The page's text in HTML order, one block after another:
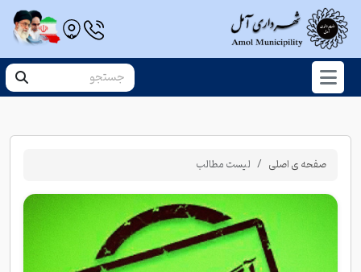
صفحه ی اصلی لیست مطالب